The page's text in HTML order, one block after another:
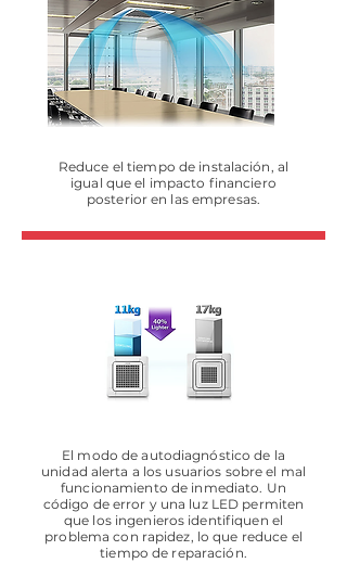
Reduce el tiempo de instalación, al
igual que el impacto financiero
posterior en las empresas.
El modo de autodiagnóstico de la
unidad alerta a los usuarios sobre el mal
funcionamiento de inmediato. Un
código de error y una luz LED permiten
que los ingenieros identifiquen el
problema con rapidez, lo que reduce el
tiempo de reparación.